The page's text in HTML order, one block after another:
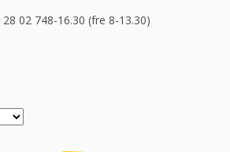
28 02 748-16.30 (fre 8-13.30)